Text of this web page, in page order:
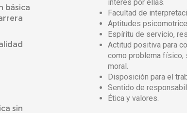
básica
sin
interés por ellas.
Facultad de
Aptitudes
Espíritu de servicio,
Actitud positiva para
como problema físico,
moral.
Disposición para el
Sentido de
Ética y valores.